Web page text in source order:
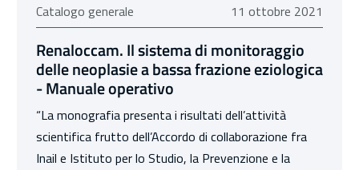
Catalogo generale 11 ottobre 2021
11 ottobre 2021
Renaloccam. Il sistema di monitoraggio
delle neoplasie a bassa frazione eziologica
- Manuale operativo
“La monografia presenta i risultati dell’attività
scientifica frutto dell’Accordo di collaborazione fra
Inail e Istituto per lo Studio, la Prevenzione e la